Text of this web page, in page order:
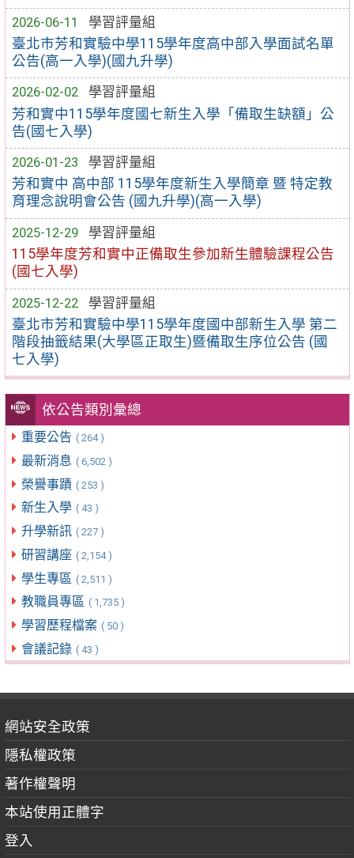
2026-06-11
學習評量組
臺北市芳和實驗中學115學年度高中部入學面試名單
公告(高一入學)(國九升學)
2026-02-02
學習評量組
芳和實中115學年度國七新生入學「備取生缺額」公
告(國七入學)
2026-01-23
學習評量組
芳和實中 高中部 115學年度新生入學簡章 暨 特定教
育理念說明會公告 (國九升學)(高一入學)
2025-12-29
學習評量組
115學年度芳和實中正備取生參加新生體驗課程公告
(國七入學)
2025-12-22
學習評量組
臺北市芳和實驗中學115學年度國中部新生入學 第二
階段抽籤結果(大學區正取生)暨備取生序位公告 (國
七入學)
依公告類別彙總
重要公告 ( 264 )
最新消息 ( 6,502 )
榮譽事蹟 ( 253 )
新生入學 ( 43 )
升學新訊 ( 227 )
研習講座 ( 2,154 )
學生專區 ( 2,511 )
教職員專區 ( 1,735 )
學習歷程檔案 ( 50 )
會議記錄 ( 43 )
網站安全政策
隱私權政策
著作權聲明
本站使用正體字
登入